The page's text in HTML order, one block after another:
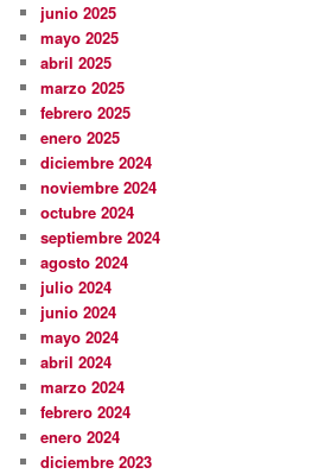
junio 2025
mayo 2025
abril 2025
marzo 2025
febrero 2025
enero 2025
diciembre 2024
noviembre 2024
octubre 2024
septiembre 2024
agosto 2024
julio 2024
junio 2024
mayo 2024
abril 2024
marzo 2024
febrero 2024
enero 2024
diciembre 2023